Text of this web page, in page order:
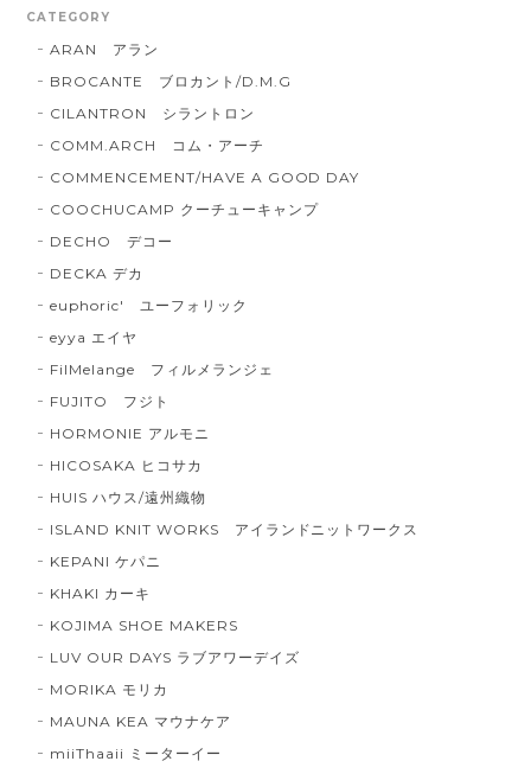
CATEGORY
ARAN アラン
BROCANTE ブロカント/D.M.G
CILANTRON シラントロン
COMM.ARCH コム・アーチ
COMMENCEMENT/HAVE A GOOD DAY
COOCHUCAMP クーチューキャンプ
DECHO デコー
DECKA デカ
euphoric' ユーフォリック
eyya エイヤ
FilMelange フィルメランジェ
FUJITO フジト
HORMONIE アルモニ
HICOSAKA ヒコサカ
HUIS ハウス/遠州織物
ISLAND KNIT WORKS アイランドニットワークス
KEPANI ケパニ
KHAKI カーキ
KOJIMA SHOE MAKERS
LUV OUR DAYS ラブアワーデイズ
MORIKA モリカ
MAUNA KEA マウナケア
miiThaaii ミーターイー